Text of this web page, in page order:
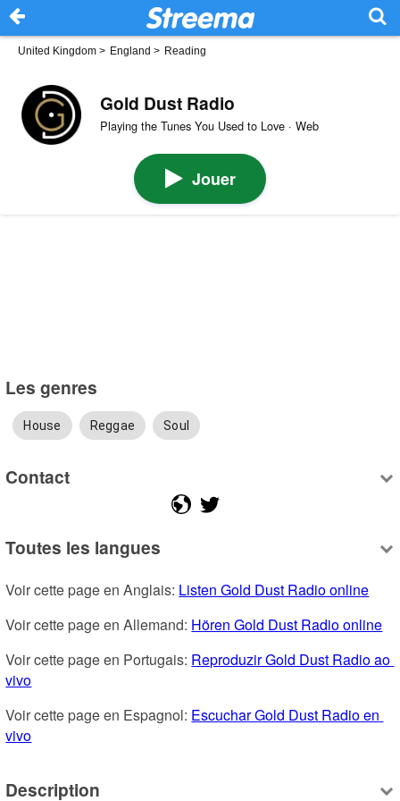
United Kingdom > England > Reading
Gold Dust Radio
Playing the Tunes You Used to Love · Web
Jouer
Les genres
House Reggae Soul
Contact
Toutes les langues
Voir cette page en Anglais: Listen Gold Dust Radio online
Voir cette page en Allemand: Hören Gold Dust Radio online
Voir cette page en Portugais: Reproduzir Gold Dust Radio ao
vivo
Voir cette page en Espagnol: Escuchar Gold Dust Radio en
vivo
Description